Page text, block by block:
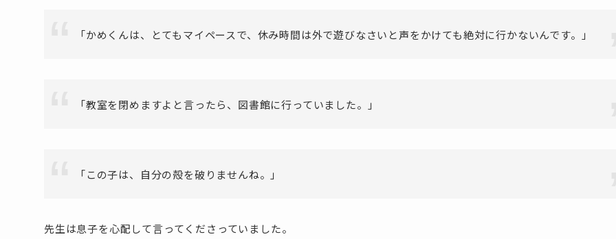
「かめくんは、とてもマイペースで、休み時間は外で遊びなさいと声をかけても絶対に行かないんです。」
「教室を閉めますよと言ったら、図書館に行っていました。」
「この子は、自分の殻を破りませんね。」
先生は息子を心配して言ってくださっていました。